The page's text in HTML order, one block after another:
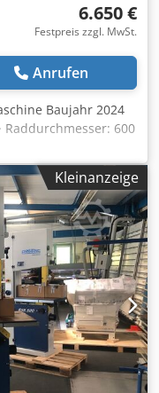
6.650 €
Festpreis zzgl. MwSt.
Anrufen
Baujahr 2024
600
· Schnitthöhe: 400
max.: 4735 mm ·
mm · Optional bei
/ max.: 8 mm / 25
920 mm ·
2,2 kW / 3
RAL 7035 Lichtgrau
ca. 275 kg
deutscher
formschöner
-
untere Tür über
Präzisions-
Kleinanzeige